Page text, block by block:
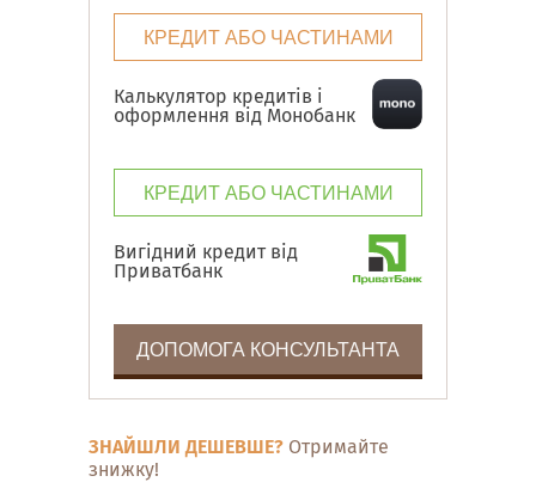
КРЕДИТ АБО ЧАСТИНАМИ
Калькулятор кредитів і
оформлення від Монобанк
КРЕДИТ АБО ЧАСТИНАМИ
Вигідний кредит від
Приватбанк
ДОПОМОГА КОНСУЛЬТАНТА
ЗНАЙШЛИ ДЕШЕВШЕ? Отримайте
знижку!